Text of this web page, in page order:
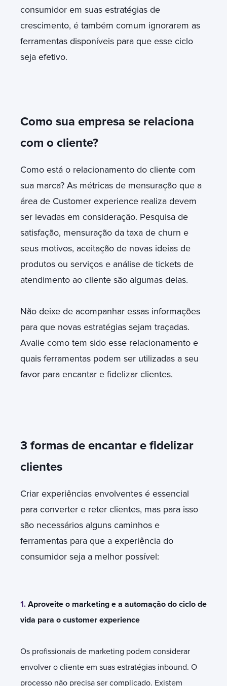
consumidor em suas estratégias de
crescimento, é também comum ignorarem as
ferramentas disponíveis para que esse ciclo
seja efetivo.
Como sua empresa se relaciona
com o cliente?
Como está o relacionamento do cliente com
sua marca? As métricas de mensuração que a
área de Customer experience realiza devem
ser levadas em consideração. Pesquisa de
satisfação, mensuração da taxa de churn e
seus motivos, aceitação de novas ideias de
produtos ou serviços e análise de tickets de
atendimento ao cliente são algumas delas.
Não deixe de acompanhar essas informações
para que novas estratégias sejam traçadas.
Avalie como tem sido esse relacionamento e
quais ferramentas podem ser utilizadas a seu
favor para encantar e fidelizar clientes.
3 formas de encantar e fidelizar
clientes
Criar experiências envolventes é essencial
para converter e reter clientes, mas para isso
são necessários alguns caminhos e
ferramentas para que a experiência do
consumidor seja a melhor possível:
1. Aproveite o marketing e a automação do ciclo de
vida para o customer experience
Os profissionais de marketing podem considerar
envolver o cliente em suas estratégias inbound. O
processo não precisa ser complicado. Existem